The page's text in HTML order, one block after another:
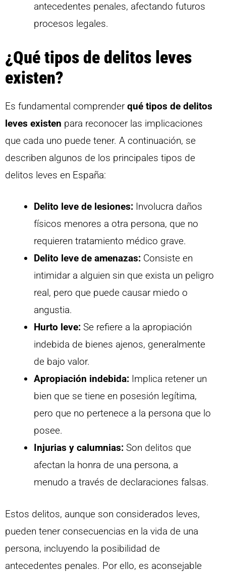
antecedentes penales, afectando futuros
procesos legales.
¿Qué tipos de delitos leves
existen?
Es fundamental comprenderqué tipos de delitos
leves existen para reconocer las implicaciones
que cada uno puede tener. A continuación, se
describen algunos de los principales tipos de
delitos leves en España:
Delito leve de lesiones: Involucra daños
físicos menores a otra persona, que no
requieren tratamiento médico grave.
Delito leve de amenazas: Consiste en
intimidar a alguien sin que exista un peligro
real, pero que puede causar miedo o
angustia.
Hurto leve: Se refiere a la apropiación
indebida de bienes ajenos, generalmente
de bajo valor.
Apropiación indebida: Implica retener un
bien que se tiene en posesión legítima,
pero que no pertenece a la persona que lo
posee.
Injurias y calumnias: Son delitos que
afectan la honra de una persona, a
menudo a través de declaraciones falsas.
Estos delitos, aunque son considerados leves,
pueden tener consecuencias en la vida de una
persona, incluyendo la posibilidad de
antecedentes penales. Por ello, es aconsejable